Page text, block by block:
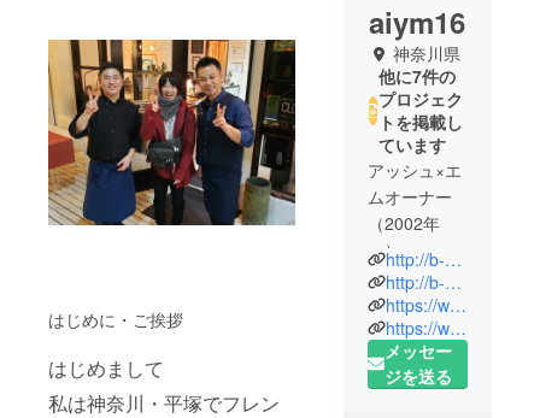
はじめに・ご挨拶
はじめまして
私は神奈川・平塚でフレン
aiym16
神奈川県
他に7件の
プロジェク
トを掲載し
ています
アッシュ×エ
ムオーナー
（2002年
～）
埼玉県草加
市出身
専門学校
（服部学
園）卒業
http://b-h-m.com/
http://b-h-m.com/catering
https://www.facebook.com/hiroaki.aiyama?ref=bookmarks
https://www.facebook.com/maison.de.hm/
メッセー
ジを送る